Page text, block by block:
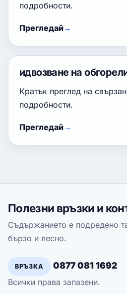
подробности.
Прегледай
идвозване на
Кратък преглед на
подробности.
Прегледай
Полезни връзки и
Съдържанието е подредено
бързо и лесно.
ВРЪЗКА 0877 081 1692
Всички права запазени.